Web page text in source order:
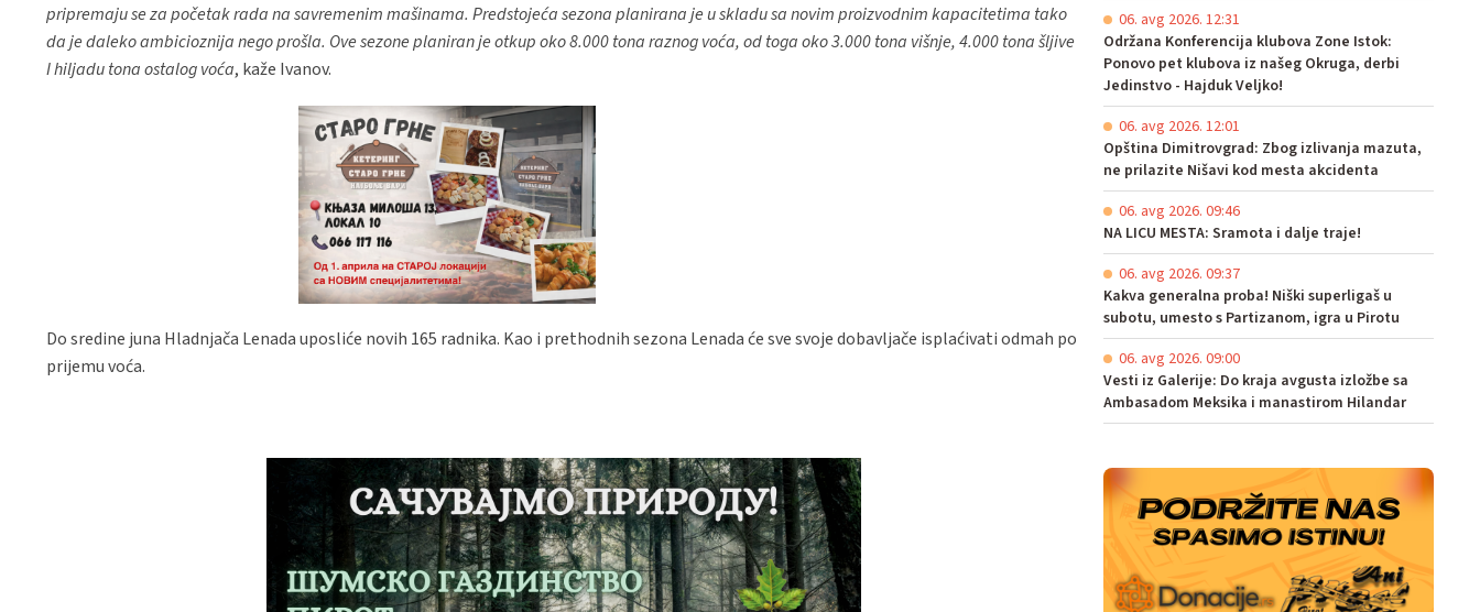
pripremaju se za početak rada na savremenim mašinama. Predstojeća sezona planirana je u skladu sa novim proizvodnim kapacitetima tako
da je daleko ambicioznija nego prošla. Ove sezone planiran je otkup oko 8.000 tona raznog voća, od toga oko 3.000 tona višnje, 4.000 tona šljive
I hiljadu tona ostalog voća, kaže Ivanov.
Do sredine juna Hladnjača Lenada uposliće novih 165 radnika. Kao i prethodnih sezona Lenada će sve svoje dobavljače isplaćivati odmah po
prijemu voća.
06. avg 2026. 12:31
Održana Konferencija klubova Zone Istok:
Ponovo pet klubova iz našeg Okruga, derbi
Jedinstvo - Hajduk Veljko!
06. avg 2026. 12:01
Opština Dimitrovgrad: Zbog izlivanja mazuta,
ne prilazite Nišavi kod mesta akcidenta
06. avg 2026. 09:46
NA LICU MESTA: Sramota i dalje traje!
06. avg 2026. 09:37
Kakva generalna proba! Niški superligaš u
subotu, umesto s Partizanom, igra u Pirotu
06. avg 2026. 09:00
Vesti iz Galerije: Do kraja avgusta izložbe sa
Ambasadom Meksika i manastirom Hilandar